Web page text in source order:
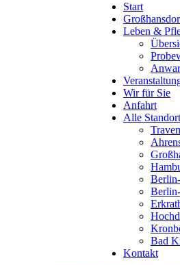
Start
Leben &
Wir für Sie
Anfahrt
Alle
Bad
Kontakt